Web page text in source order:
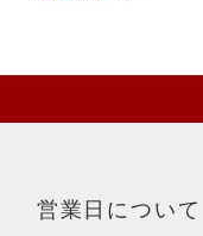
営業日について